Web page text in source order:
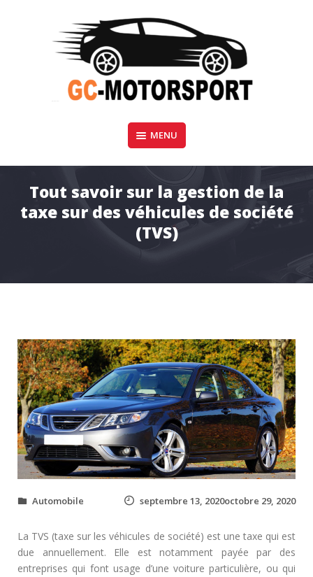
BLOG AUTOMOBILE
MENU
Tout savoir sur la gestion de la
taxe sur des véhicules de société
(TVS)
Automobile septembre 13, 2020octobre 29, 2020
La TVS (taxe sur les véhicules de société) est une taxe qui est
due annuellement. Elle est notamment payée par des
entreprises qui font usage d’une voiture particulière, ou qui